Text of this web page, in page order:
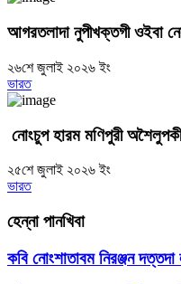
আগরতলাদা নুপীখক্তগী ওইবা
২৬শে জুলাই ২০২৬ ইং
ভারত
নোংচুপ হারম মণিপুরী
২৫শে জুলাই ২০২৬ ইং
ভারত
হেন্না পানখিবা
কবি নোংশাতাবম নিরঞ্জন